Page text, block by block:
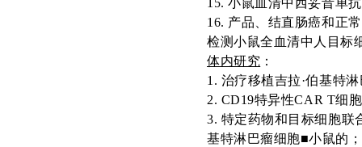
1 5. 小鼠血清中西妥昔单
1 6. 产品、结直肠癌和正
检测小鼠全血清中人目标
体内研究 ：
1 . 治疗移植吉拉·伯基特
2. CD19特异性CAR T细
3. 特定药物和目标细胞联
基特淋巴瘤细胞■小鼠的；